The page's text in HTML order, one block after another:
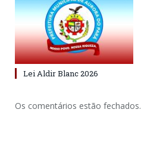
Lei Aldir Blanc 2026
Os comentários estão fechados.